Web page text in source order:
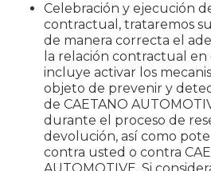
Celebración y ejecución
contractual, trataremos
de manera correcta el
la relación contractual
incluye activar los
objeto de prevenir y
de CAETANO
durante el proceso de
devolución, así como
contra usted o contra